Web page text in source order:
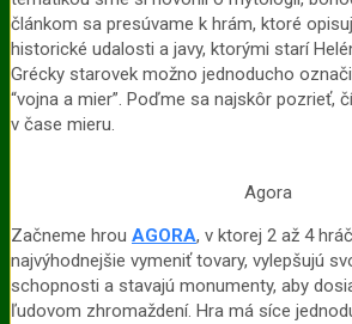
článkom sa presúvame k hrám, ktoré
historické udalosti a javy, ktorými starí
Grécky starovek možno jednoducho
“vojna a mier”. Poďme sa najskôr pozrieť,
v čase mieru.
Agora
Začneme hrou AGORA, v ktorej 2 až 4
najvýhodnejšie vymeniť tovary, vylepšujú
schopnosti a stavajú monumenty, aby
ľudovom zhromaždení. Hra má síce